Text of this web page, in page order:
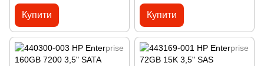
Купити Купити